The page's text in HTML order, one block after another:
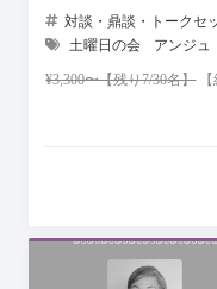
対談・鼎談・トークセ
土曜日の会
アンジュ
¥3,300〜【残り7/30名】【